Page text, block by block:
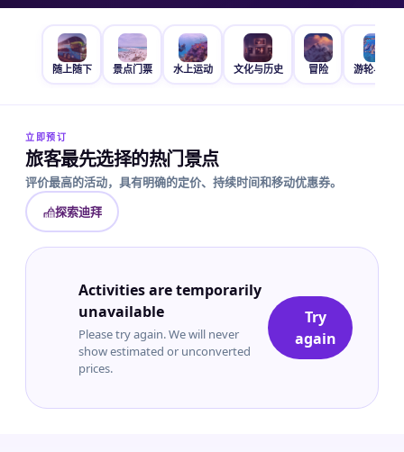
随上随下 景点门票 水上运动 文化与历史 冒险 游轮与帆船
立即预订
旅客最先选择的热门景点
评价最高的活动，具有明确的定价、持续时间和移动优惠券。
探索迪拜
Activities are temporarily
unavailable
Please try again. We will never
show estimated or unconverted
prices.
Try
again